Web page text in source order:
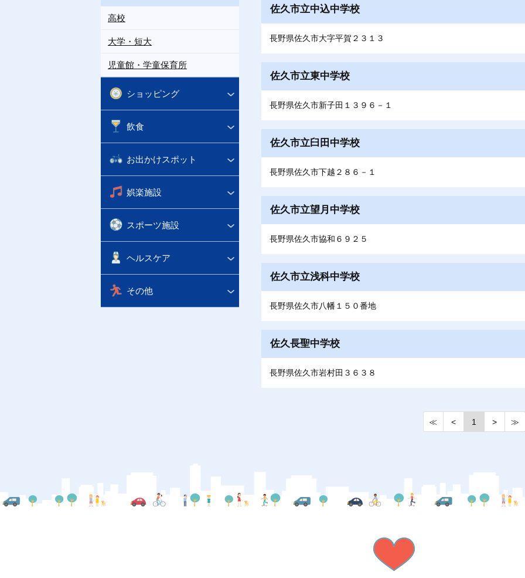
高校
大学・短大
児童館・学童保育所
ショッピング
飲食
お出かけスポット
娯楽施設
スポーツ施設
ヘルスケア
その他
佐久市立中込中学校
長野県佐久市大字平賀２３１３
佐久市立東中学校
長野県佐久市新子田１３９６－１
佐久市立臼田中学校
長野県佐久市下越２８６－１
佐久市立望月中学校
長野県佐久市協和６９２５
佐久市立浅科中学校
長野県佐久市八幡１５０番地
佐久長聖中学校
長野県佐久市岩村田３６３８
≪ < 1 > ≫